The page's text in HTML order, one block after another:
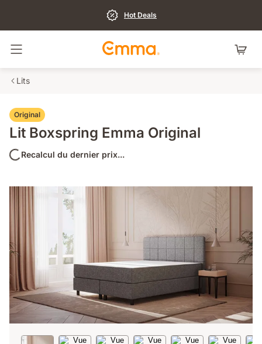
Hot Deals
Basculer la navigation
Lits
Original
Lit Boxspring Emma Original
Recalcul du dernier prix...